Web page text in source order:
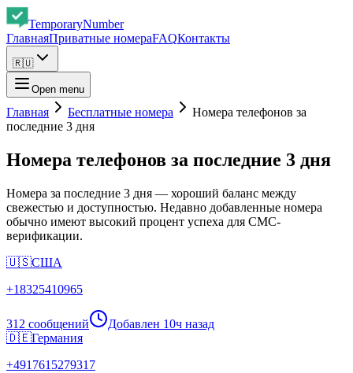
TemporaryNumber
ГлавнаяПриватные номераFAQКонтакты
🇷🇺
Open menu
Главная Бесплатные номера
Номера телефонов за
последние 3 дня
Номера телефонов за последние 3 дня
Номера за последние 3 дня — хороший баланс между
свежестью и доступностью. Недавно добавленные номера
обычно имеют высокий процент успеха для СМС-
верификации.
🇺🇸США
+18325410965
312 сообщений Добавлен 10ч назад
🇩🇪Германия
+4917615279317